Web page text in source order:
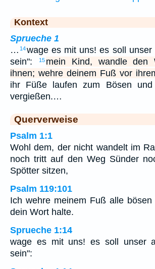
Kontext
Sprueche 1
… 14wage es mit uns! es soll unser
sein":
15 mein Kind, wandle den
ihnen; wehre deinem Fuß vor
ihr Füße laufen zum Bösen
vergießen.…
Querverweise
Psalm 1:1
Wohl dem, der nicht wandelt im
noch tritt auf den Weg Sünder
Spötter sitzen,
Psalm 119:101
Ich wehre meinem Fuß alle
dein Wort halte.
Sprueche 1:14
wage es mit uns! es soll unser
sein":